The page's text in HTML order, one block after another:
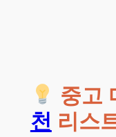
중고
천 리스